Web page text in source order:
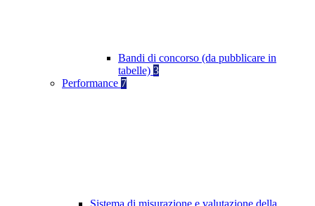
Bandi di concorso (da pubblicare in
tabelle) 3
Performance 7